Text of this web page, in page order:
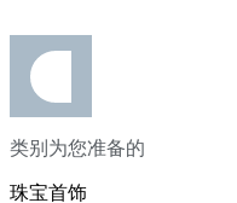
类别为您准备的
珠宝首饰